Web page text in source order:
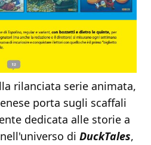
rilanciata serie animata,
porta sugli scaffali
dedicata alle storie a
di DuckTales,